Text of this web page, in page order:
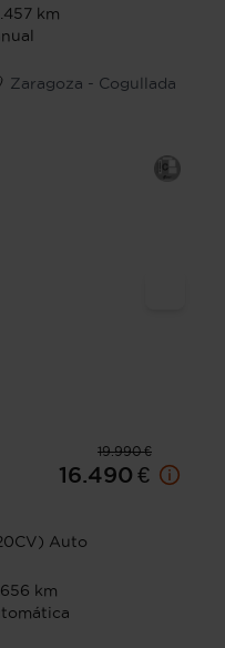
km
Zaragoza - Cogullada
19.990 €
16.490 €
Auto
km